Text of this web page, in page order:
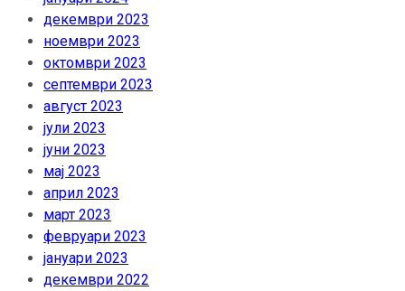
декември 2023
ноември 2023
октомври 2023
септември 2023
август 2023
јули 2023
јуни 2023
мај 2023
април 2023
март 2023
февруари 2023
јануари 2023
декември 2022